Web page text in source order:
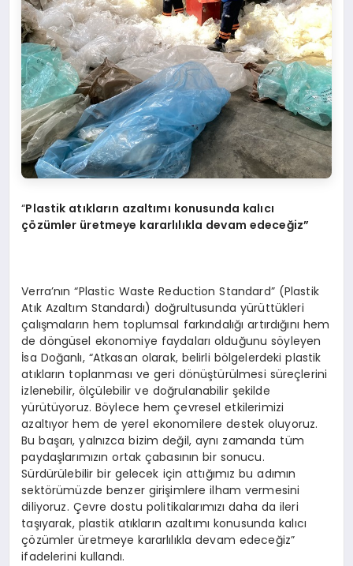
“Plastik atıkların azaltımı konusunda kalıcı
çözümler üretmeye kararlılıkla devam edeceğiz”
Verra’nın “Plastic Waste Reduction Standard” (Plastik
Atık Azaltım Standardı) doğrultusunda yürüttükleri
çalışmaların hem toplumsal farkındalığı artırdığını hem
de döngüsel ekonomiye faydaları olduğunu söyleyen
İsa Doğanlı, “Atkasan olarak, belirli bölgelerdeki plastik
atıkların toplanması ve geri dönüştürülmesi süreçlerini
izlenebilir, ölçülebilir ve doğrulanabilir şekilde
yürütüyoruz. Böylece hem çevresel etkilerimizi
azaltıyor hem de yerel ekonomilere destek oluyoruz.
Bu başarı, yalnızca bizim değil, aynı zamanda tüm
paydaşlarımızın ortak çabasının bir sonucu.
Sürdürülebilir bir gelecek için attığımız bu adımın
sektörümüzde benzer girişimlere ilham vermesini
diliyoruz. Çevre dostu politikalarımızı daha da ileri
taşıyarak, plastik atıkların azaltımı konusunda kalıcı
çözümler üretmeye kararlılıkla devam edeceğiz”
ifadelerini kullandı.